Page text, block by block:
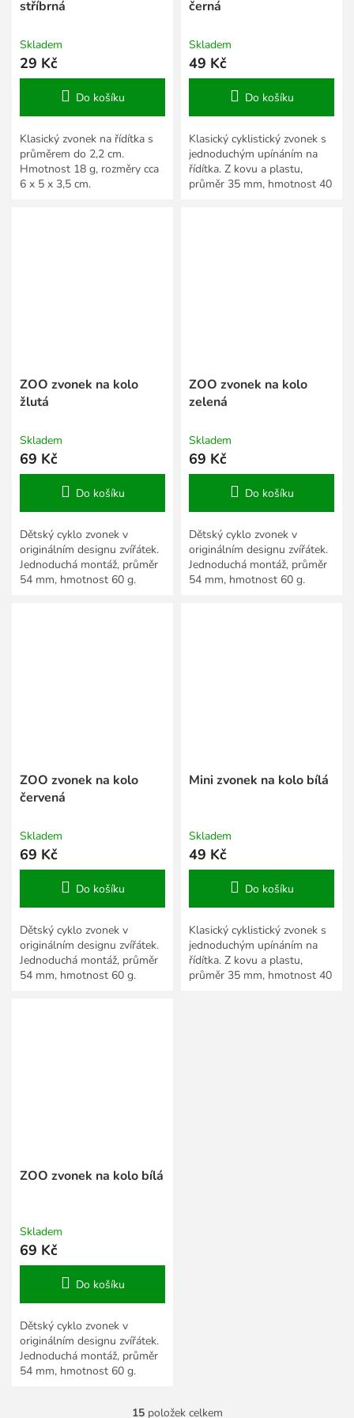
stříbrná
Skladem
29 Kč
Do košíku
Klasický zvonek na řídítka s
průměrem do 2,2 cm.
Hmotnost 18 g, rozměry cca
6 x 5 x 3,5 cm.
černá
Skladem
49 Kč
Do košíku
Klasický cyklistický zvonek s
jednoduchým upínáním na
řídítka. Z kovu a plastu,
průměr 35 mm, hmotnost 40
ZOO zvonek na kolo
žlutá
Skladem
69 Kč
Do košíku
Dětský cyklo zvonek v
originálním designu zvířátek.
Jednoduchá montáž, průměr
54 mm, hmotnost 60 g.
ZOO zvonek na kolo
zelená
Skladem
69 Kč
Do košíku
Dětský cyklo zvonek v
originálním designu zvířátek.
Jednoduchá montáž, průměr
54 mm, hmotnost 60 g.
ZOO zvonek na kolo
červená
Skladem
69 Kč
Do košíku
Dětský cyklo zvonek v
originálním designu zvířátek.
Jednoduchá montáž, průměr
54 mm, hmotnost 60 g.
Mini zvonek na kolo bílá
Skladem
49 Kč
Do košíku
Klasický cyklistický zvonek s
jednoduchým upínáním na
řídítka. Z kovu a plastu,
průměr 35 mm, hmotnost 40
ZOO zvonek na kolo bílá
Skladem
69 Kč
Do košíku
Dětský cyklo zvonek v
originálním designu zvířátek.
Jednoduchá montáž, průměr
54 mm, hmotnost 60 g.
15položek celkem